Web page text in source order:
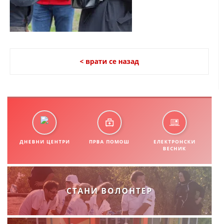
СТРУКТУРА НА ОРГАНИЗАЦИЈАТА
КОНТАКТ ИНФОРМАЦИИ
ОРГАНИЗАЦИЈА И РАЗВОЈ
РАКОВОДЕН ОДБОР
СОБРАНИЕ
СТРУКТУРА И ОРГАНИЗАЦИОНА ПОСТАВЕНОСТ
< врати се назад
ДНЕВНИ ЦЕНТРИ ПРВА ПОМОШ
ЕЛЕКТРОНСКИ
ВЕСНИК
СТАНИ ВОЛОНТЕР